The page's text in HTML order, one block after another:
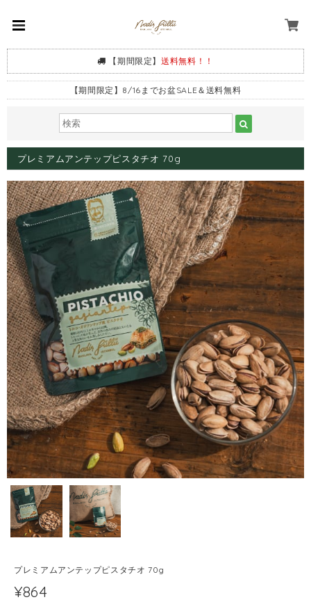
【期間限定】送料無料！！
【期間限定】8/16までお盆SALE＆送料無料
プレミアムアンテップピスタチオ 70g
プレミアムアンテップピスタチオ 70g
¥864